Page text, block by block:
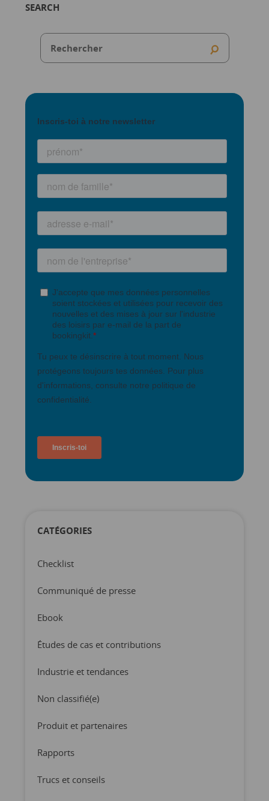
SEARCH
CATÉGORIES
Checklist
Communiqué de presse
Ebook
Études de cas et contributions
Industrie et tendances
Non classifié(e)
Produit et partenaires
Rapports
Trucs et conseils